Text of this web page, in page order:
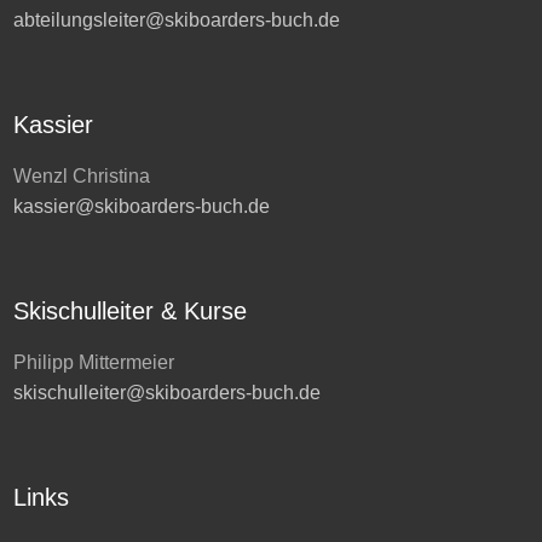
abteilungsleiter@skiboarders-buch.de
Kassier
Wenzl Christina
kassier@skiboarders-buch.de
Skischulleiter & Kurse
Philipp Mittermeier
skischulleiter@skiboarders-buch.de
Links